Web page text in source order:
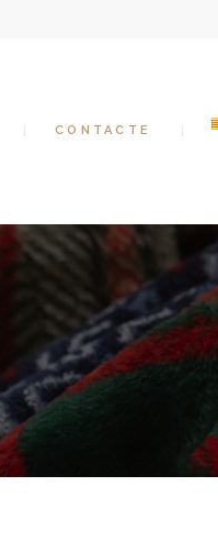
CONTACTE